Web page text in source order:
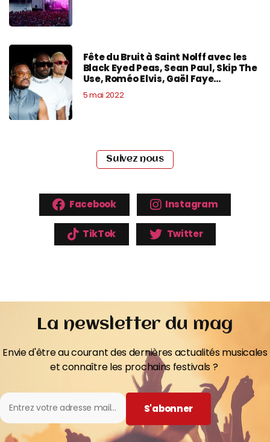
Fête du Bruit à Saint Nolff avec les
Black Eyed Peas, Sean Paul, Skip The
Use, Roméo Elvis, Gaël Faye…
5 mai 2022
Suivez nous
Facebook Instagram
TikTok Twitter
La newsletter du mag
Envie d'être au courant des dernières actualités musicales
et connaître les prochains festivals ?
S'abonner